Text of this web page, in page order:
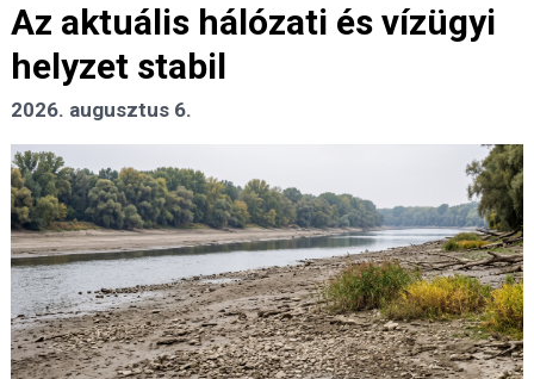
Az aktuális hálózati és vízügyi
helyzet stabil
2026. augusztus 6.